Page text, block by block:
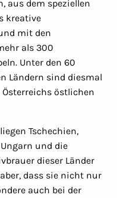
aus dem speziellen
kreative
mit den
als 300
Unter den 60
Ländern sind diesmal
Österreichs östlichen
Tschechien,
und die
dieser Länder
dass sie nicht nur
auch bei der